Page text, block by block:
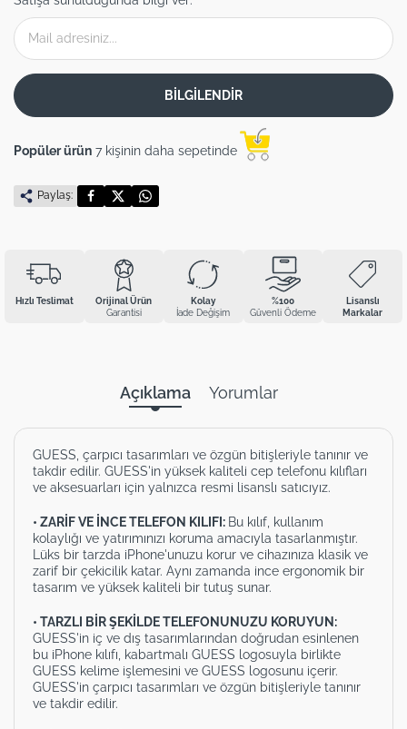
BİLGİLENDİR
Popüler ürün 7 kişinin daha sepetinde
Paylaş:
Hızlı Teslimat
Orijinal Ürün
Garantisi
Kolay
İade Değişim
%100
Güvenli Ödeme
Lisanslı
Markalar
Açıklama Yorumlar
GUESS, çarpıcı tasarımları ve özgün bitişleriyle tanınır ve
takdir edilir. GUESS'in yüksek kaliteli cep telefonu kılıfları
ve aksesuarları için yalnızca resmi lisanslı satıcıyız.
• ZARİF VE İNCE TELEFON KILIFI: Bu kılıf, kullanım
kolaylığı ve yatırımınızı koruma amacıyla tasarlanmıştır.
Lüks bir tarzda iPhone'unuzu korur ve cihazınıza klasik ve
zarif bir çekicilik katar. Aynı zamanda ince ergonomik bir
tasarım ve yüksek kaliteli bir tutuş sunar.
• TARZLI BİR ŞEKİLDE TELEFONUNUZU KORUYUN:
GUESS'in iç ve dış tasarımlarından doğrudan esinlenen
bu iPhone kılıfı, kabartmalı GUESS logosuyla birlikte
GUESS kelime işlemesini ve GUESS logosunu içerir.
GUESS'in çarpıcı tasarımları ve özgün bitişleriyle tanınır
ve takdir edilir.